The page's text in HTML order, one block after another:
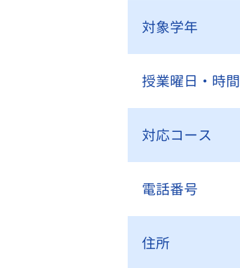
対象学年
授業曜日・時間
対応コース
電話番号
住所